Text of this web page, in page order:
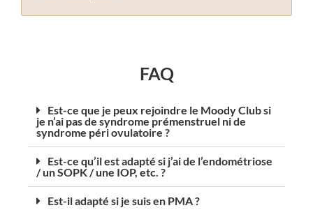
FAQ
Est-ce que je peux rejoindre le Moody Club si
je n’ai pas de syndrome prémenstruel ni de
syndrome péri ovulatoire ?
Est-ce qu’il est adapté si j’ai de l’endométriose
/ un SOPK / une IOP, etc. ?
Est-il adapté si je suis en PMA ?